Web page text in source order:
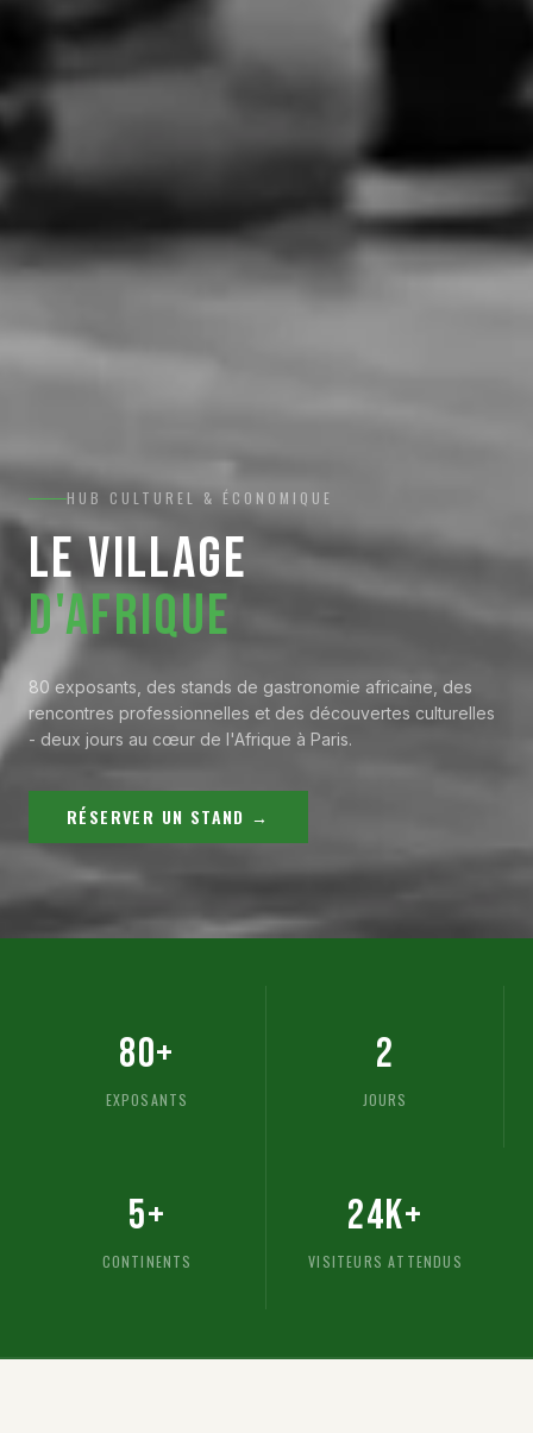
HUB CULTUREL & ÉCONOMIQUE
LE VILLAGE
D'AFRIQUE
80 exposants, des stands de gastronomie africaine, des
rencontres professionnelles et des découvertes culturelles
- deux jours au cœur de l'Afrique à Paris.
RÉSERVER UN STAND →
80+
EXPOSANTS
2
JOURS
5+
CONTINENTS
24K+
VISITEURS ATTENDUS